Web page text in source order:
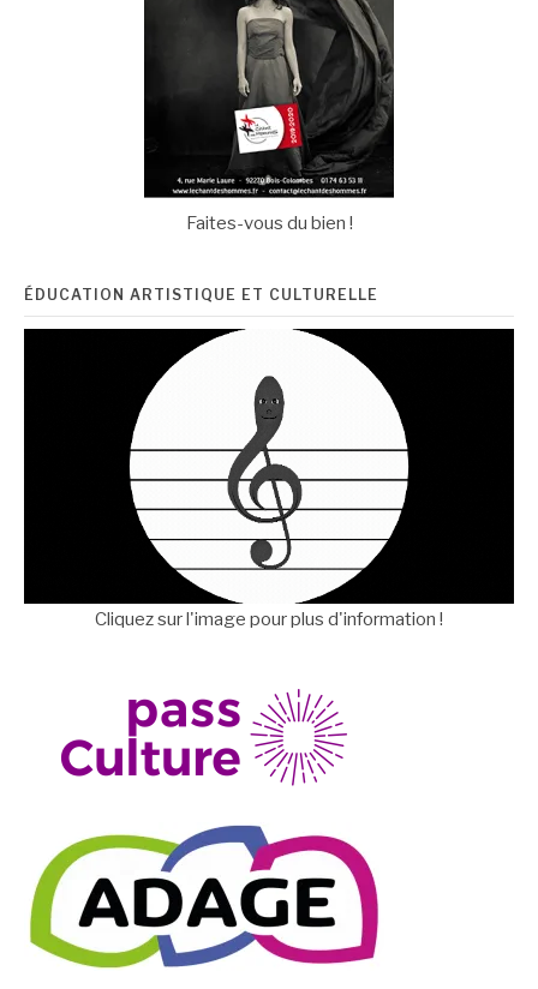
Faites-vous du bien !
ÉDUCATION ARTISTIQUE ET CULTURELLE
Cliquez sur l'image pour plus d'information !